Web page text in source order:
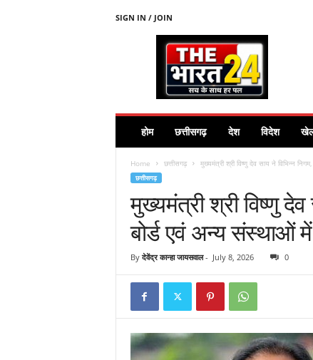
SIGN IN / JOIN
होम छत्तीसगढ़ देश विदेश
Home छत्तीसगढ़ मुख्यमंत्री श्री विष्णु देव साय ने विभिन्न
छत्तीसगढ़
मुख्यमंत्री श्री विष्णु
बोर्ड एवं अन्य संस्थाओं में
By देवेंद्र कान्हा जायसवाल- July 8, 2026 0